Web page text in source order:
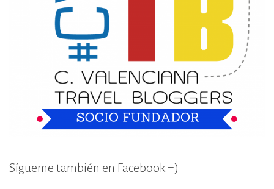
Sígueme también en Facebook =)